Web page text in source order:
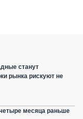
станут
рынка рискуют не
месяца раньше